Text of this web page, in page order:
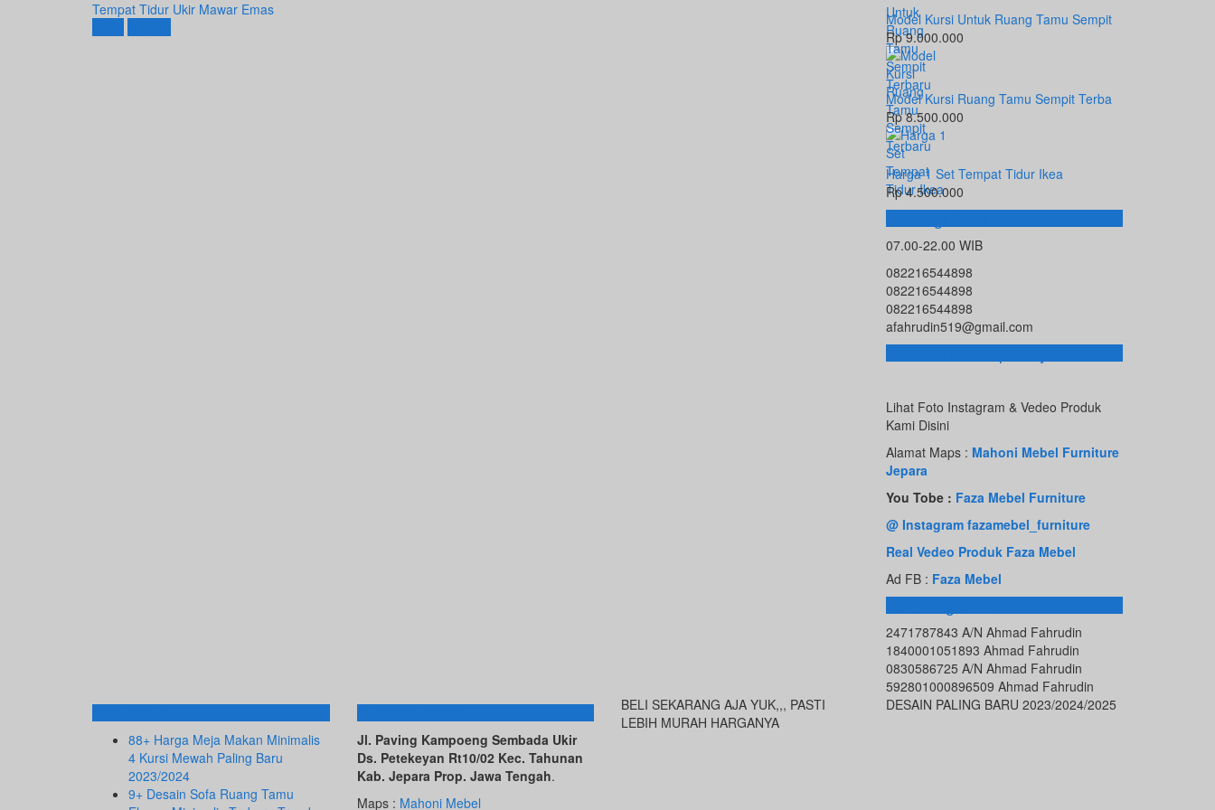
Tempat Tidur Ukir Mawar Emas
Model Kursi Untuk Ruang Tamu Sempit
Rp 9.000.000
Model Kursi Ruang Tamu Sempit Terba
Rp 8.500.000
Harga 1 Set Tempat Tidur Ikea
Rp 4.500.000
Hubungi Kami
07.00-22.00 WIB
082216544898
082216544898
082216544898
afahrudin519@gmail.com
Toko Online Terpercaya
Lihat Foto Instagram & Vedeo Produk
Kami Disini
Alamat Maps : Mahoni Mebel Furniture
Jepara
You Tobe : Faza Mebel Furniture
@ Instagram fazamebel_furniture
Real Vedeo Produk Faza Mebel
Ad FB : Faza Mebel
Rekening Bank
2471787843 A/N Ahmad Fahrudin
1840001051893 Ahmad Fahrudin
0830586725 A/N Ahmad Fahrudin
592801000896509 Ahmad Fahrudin
Info Terbaru
88+ Harga Meja Makan Minimalis
4 Kursi Mewah Paling Baru
2023/2024
9+ Desain Sofa Ruang Tamu
ALAMAT KAMI
Jl. Paving Kampoeng Sembada Ukir
Ds. Petekeyan Rt10/02 Kec. Tahunan
Kab. Jepara Prop. Jawa Tengah.
Maps : Mahoni Mebel
BELI SEKARANG AJA YUK,,, PASTI
LEBIH MURAH HARGANYA
DESAIN PALING BARU 2023/2024/2025